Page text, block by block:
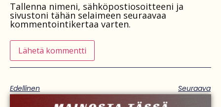
Tallenna nimeni, sähköpostiosoitteeni ja
sivustoni tähän selaimeen seuraavaa
kommentointikertaa varten.
Edellinen Seuraava